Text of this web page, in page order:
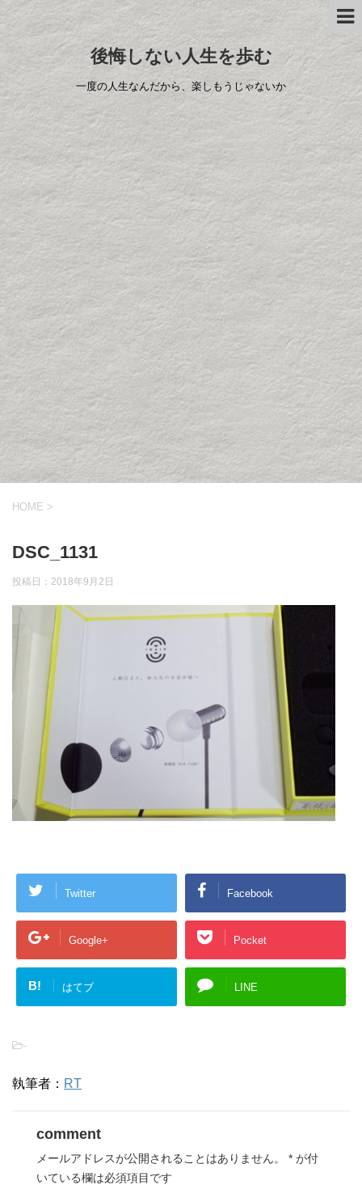
後悔しない人生を歩む
一度の人生なんだから、楽しもうじゃないか
HOME >
DSC_1131
投稿日： 2018年9月2日
Twitter Facebook
Google+ Pocket
B! はてブ LINE
-
執筆者： RT
comment
メールアドレスが公開されることはありません。 * が付
いている欄は必須項目です